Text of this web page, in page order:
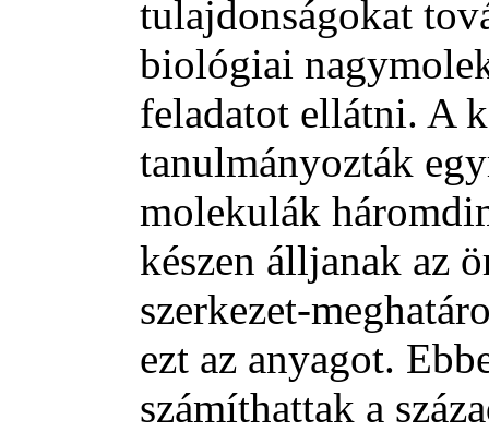
tulajdonságokat
biológiai
feladatot ellátni. A
tanulmányozták
molekulák
készen álljanak az
szerkezet-
ezt az anyagot.
számíthattak a